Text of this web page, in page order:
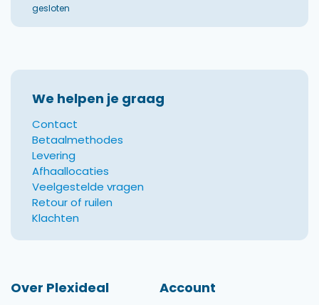
gesloten
We helpen je graag
Contact
Betaalmethodes
Levering
Afhaallocaties
Veelgestelde vragen
Retour of ruilen
Klachten
Over Plexideal Account